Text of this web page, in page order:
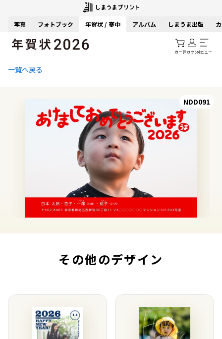
写真 フォトブック 年賀状 / 寒中 アルバム しまうま出版
カートアカウントメニュー
一覧へ戻る
NDD091
その他のデザイン